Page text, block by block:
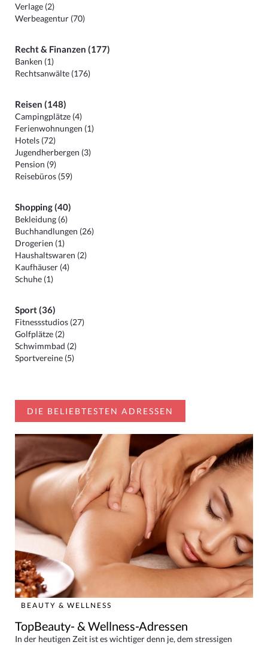
Verlage (2)
Werbeagentur (70)
Recht & Finanzen (177)
Banken (1)
Rechtsanwälte (176)
Reisen (148)
Campingplätze (4)
Ferienwohnungen (1)
Hotels (72)
Jugendherbergen (3)
Pension (9)
Reisebüros (59)
Shopping (40)
Bekleidung (6)
Buchhandlungen (26)
Drogerien (1)
Haushaltswaren (2)
Kaufhäuser (4)
Schuhe (1)
Sport (36)
Fitnessstudios (27)
Golfplätze (2)
Schwimmbad (2)
Sportvereine (5)
DIE BELIEBTESTEN ADRESSEN
BEAUTY & WELLNESS
TopBeauty- & Wellness-Adressen
In der heutigen Zeit ist es wichtiger denn je, dem stressigen